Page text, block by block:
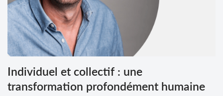
Individuel et collectif : une
transformation profondément humaine